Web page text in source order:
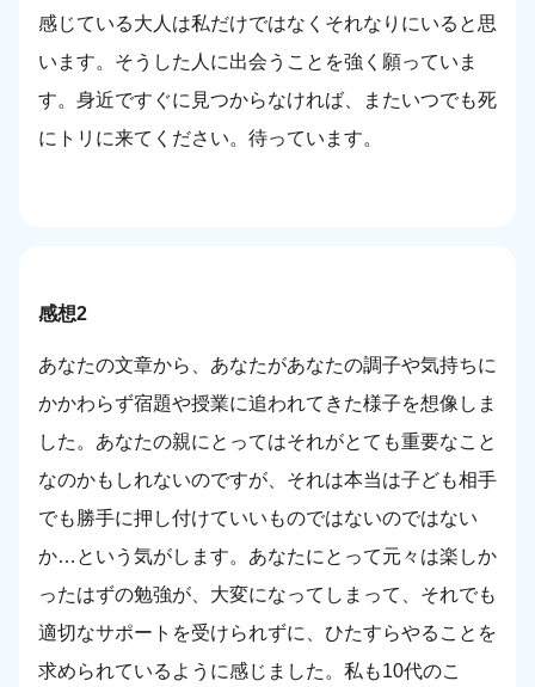
感じている大人は私だけではなくそれなりにいると思
います。そうした人に出会うことを強く願っていま
す。身近ですぐに見つからなければ、またいつでも死
にトリに来てください。待っています。
感想2
あなたの文章から、あなたがあなたの調子や気持ちに
かかわらず宿題や授業に追われてきた様子を想像しま
した。あなたの親にとってはそれがとても重要なこと
なのかもしれないのですが、それは本当は子ども相手
でも勝手に押し付けていいものではないのではない
か…という気がします。あなたにとって元々は楽しか
ったはずの勉強が、大変になってしまって、それでも
適切なサポートを受けられずに、ひたすらやることを
求められているように感じました。私も10代のこ